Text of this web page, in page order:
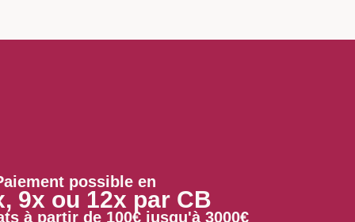
possible en
9x ou 12x par CB
à partir de 100€ jusqu'à 3000€